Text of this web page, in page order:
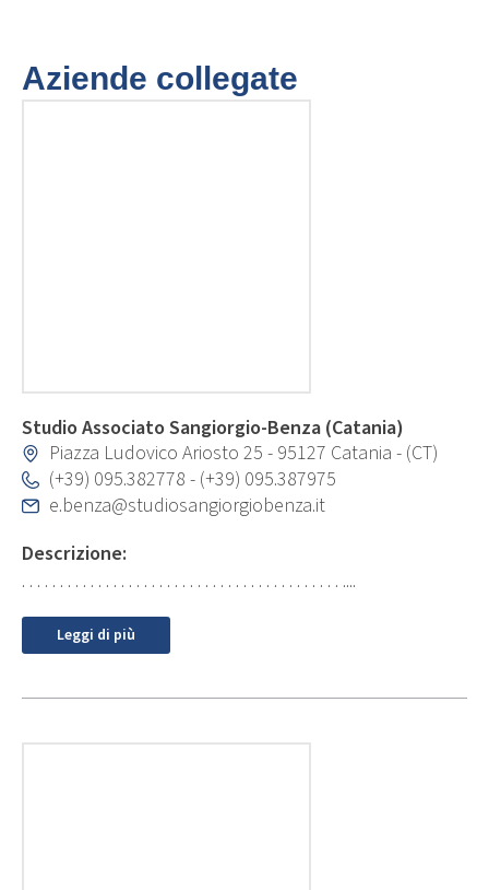
Aziende collegate
Studio Associato Sangiorgio-Benza (Catania)
Piazza Ludovico Ariosto 25 - 95127 Catania - (CT)
(+39) 095.382778 - (+39) 095.387975
e.benza@studiosangiorgiobenza.it
Descrizione:
. . . . . . . . . . . . . . . . . . . . . . . . . . . . . . . . . . . . . . . . . . ....
Leggi di più